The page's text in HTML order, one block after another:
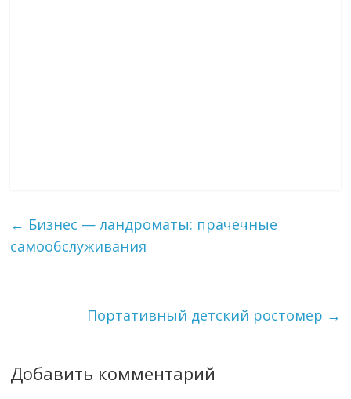
← Бизнес — ландроматы: прачечные
самообслуживания
Портативный детский ростомер →
Добавить комментарий